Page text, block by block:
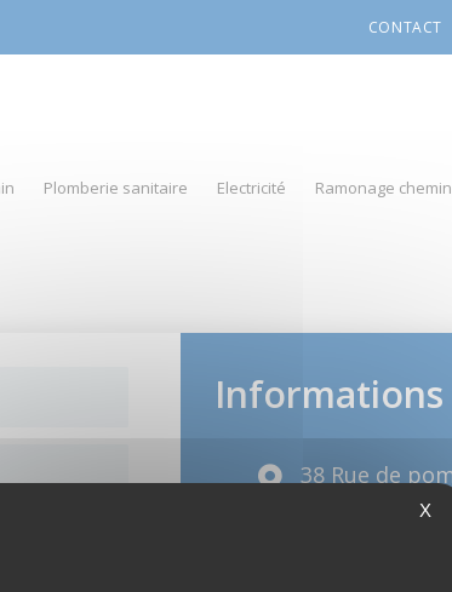
CONTACT
Plomberie sanitaire Electricité Ramonage
Informations
38 Rue de
62111 X